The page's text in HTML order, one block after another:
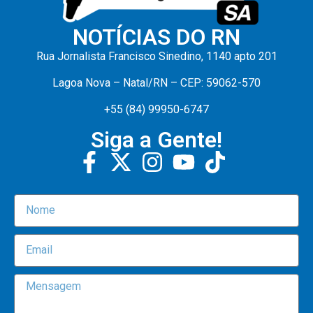
NOTÍCIAS DO RN
Rua Jornalista Francisco Sinedino, 1140 apto 201
Lagoa Nova – Natal/RN – CEP: 59062-570
+55 (84) 99950-6747
Siga a Gente!